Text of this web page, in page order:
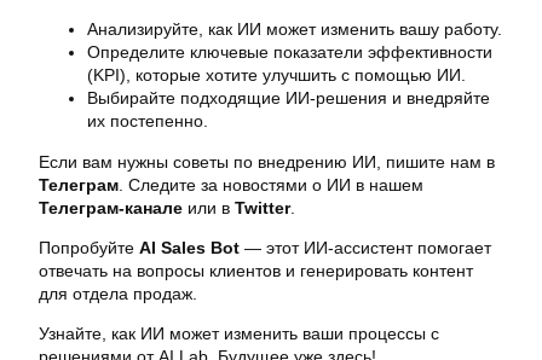
Анализируйте, как ИИ может изменить вашу работу.
Определите ключевые показатели эффективности
(KPI), которые хотите улучшить с помощью ИИ.
Выбирайте подходящие ИИ-решения и внедряйте
их постепенно.
Если вам нужны советы по внедрению ИИ, пишите нам в
Телеграм . Следите за новостями о ИИ в нашем
Телеграм-канале или в Twitter.
Попробуйте AI Sales Bot — этот ИИ-ассистент помогает
отвечать на вопросы клиентов и генерировать контент
для отдела продаж.
Узнайте, как ИИ может изменить ваши процессы с